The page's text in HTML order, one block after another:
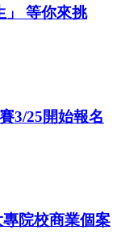
」 等你來挑
3/25開始報名
專院校商業個案